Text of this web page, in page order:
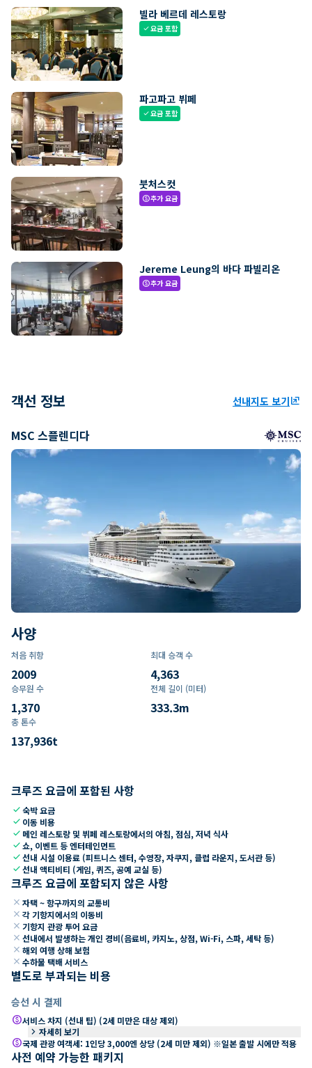
빌라 베르데 레스토랑
check요금 포함
파고파고 뷔페
check요금 포함
붓처스컷
paid추가 요금
Jereme Leung의 바다 파빌리온
paid추가 요금
객선 정보 선내지도 보기ungroup
MSC 스플렌디다
사양
처음 취항
2009
최대 승객 수
4,363
승무원 수
1,370
전체 길이 (미터)
333.3m
총 톤수
137,936t
크루즈 요금에 포함된 사항
check숙박 요금
check 이동 비용
check 메인 레스토랑 및 뷔페 레스토랑에서의 아침, 점심, 저녁 식사
check쇼, 이벤트 등 엔터테인먼트
check선내 시설 이용료 (피트니스 센터, 수영장, 자쿠지, 클럽 라운지, 도서관 등)
check선내 액티비티 (게임, 퀴즈, 공예 교실 등)
크루즈 요금에 포함되지 않은 사항
close 자택 ~ 항구까지의 교통비
close 각 기항지에서의 이동비
close 기항지 관광 투어 요금
close 선내에서 발생하는 개인 경비(음료비, 카지노, 상점, Wi-Fi, 스파, 세탁 등)
close 해외 여행 상해 보험
close 수하물 택배 서비스
별도로 부과되는 비용
승선 시 결제
paid서비스 차지 (선내 팁) (2세 미만은 대상 제외)
keyboard_arrow_right 자세히 보기
paid국제 관광 여객세: 1인당 3,000엔 상당 (2세 미만 제외) ※일본 출발 시에만 적용
사전 예약 가능한 패키지